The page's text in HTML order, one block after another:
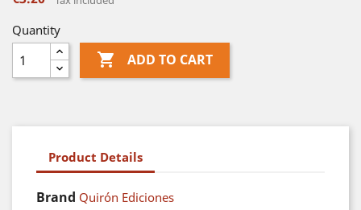
Quantity
 ADD TO CART
Product Details
Brand Quirón Ediciones